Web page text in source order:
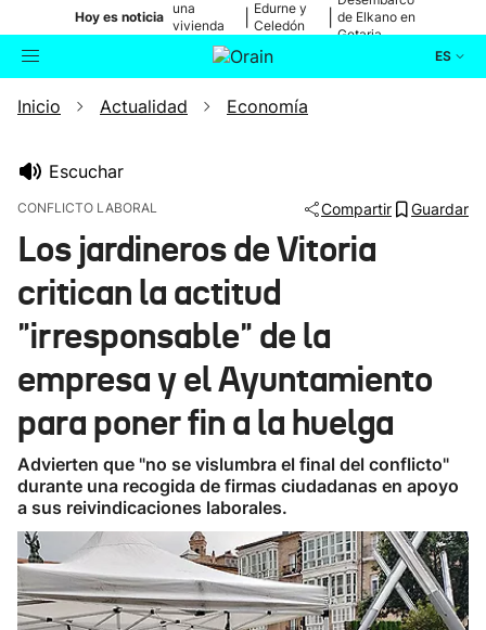
Hoy es noticia
una
vivienda
de Bilbao
Edurne y
Celedón
de Elkano en
Getaria
ES
Buscador Actualidad
Ikusmiran
Eguraldia
Inicio Actualidad Economía
Escuchar
CONFLICTO LABORAL Compartir Guardar
Los jardineros de Vitoria
critican la actitud
"irresponsable" de la
empresa y el Ayuntamiento
para poner fin a la huelga
Advierten que "no se vislumbra el final del conflicto"
durante una recogida de firmas ciudadanas en apoyo
a sus reivindicaciones laborales.